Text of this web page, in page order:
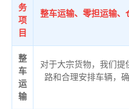
务
项
目
整车运输、零担运输、
整
车
运
输
对于大宗货物，我们提
路和合理安排车辆，